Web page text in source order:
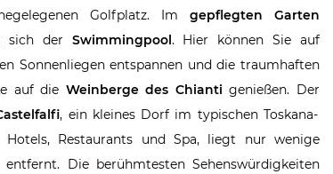
Golfplatz. Im gepflegten Garten
sich der Swimmingpool. Hier können Sie auf
Sonnenliegen entspannen und die traumhaften
auf die Weinberge des Chiantigenießen. Der
, ein kleines Dorf im typischen Toskana-
Restaurants und Spa, liegt nur wenige
entfernt. Die berühmtesten Sehenswürdigkeiten